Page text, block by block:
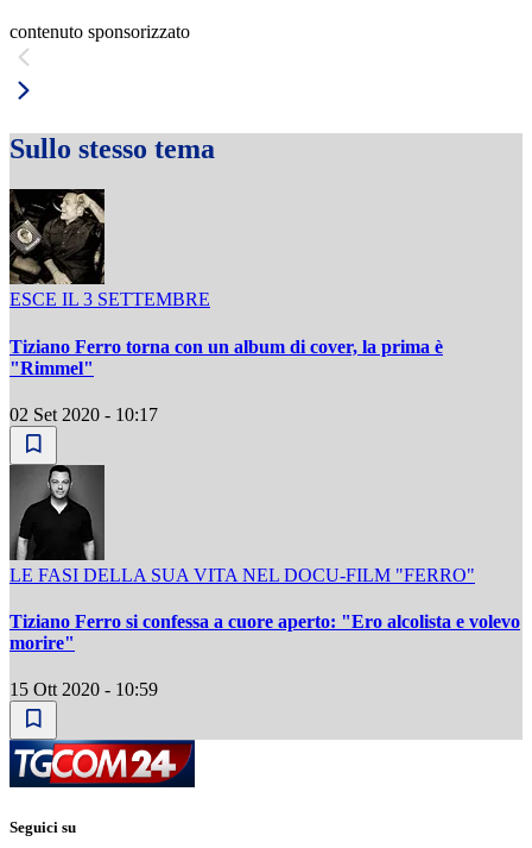
contenuto sponsorizzato
Sullo stesso tema
ESCE IL 3 SETTEMBRE
Tiziano Ferro torna con un album di cover, la prima è
"Rimmel"
02 Set 2020 - 10:17
LE FASI DELLA SUA VITA NEL DOCU-FILM "FERRO"
Tiziano Ferro si confessa a cuore aperto: "Ero alcolista e volevo
morire"
15 Ott 2020 - 10:59
Seguici su